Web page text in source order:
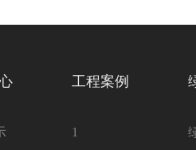
工程案例
1